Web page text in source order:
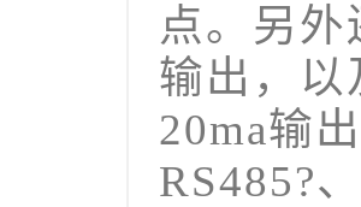
点。另
输出，以
20ma输
RS485?